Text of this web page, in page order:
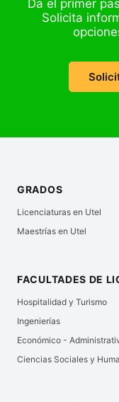
Da el primer
Solicita
GRADOS
Licenciaturas en Utel
Maestrías en Utel
FACULTADES DE
Hospitalidad y Turismo
Ingenierías
Económico -
Ciencias Sociales y